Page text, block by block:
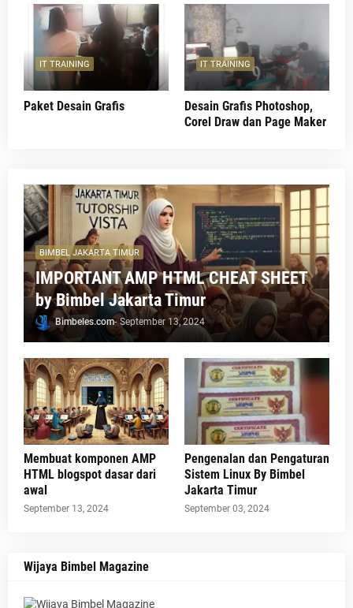
IT TRAINING
Paket Desain Grafis
IT TRAINING
Desain Grafis Photoshop,
Corel Draw dan Page Maker
BIMBEL JAKARTA TIMUR
IMPORTANT AMP HTML CHEAT SHEET
by Bimbel Jakarta Timur
Bimbeles.com- September 13, 2024
Membuat komponen AMP
HTML blogspot dasar dari
awal
September 13, 2024
Pengenalan dan Pengaturan
Sistem Linux By Bimbel
Jakarta Timur
September 03, 2024
Wijaya Bimbel Magazine